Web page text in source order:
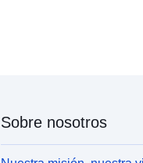
Sobre nosotros